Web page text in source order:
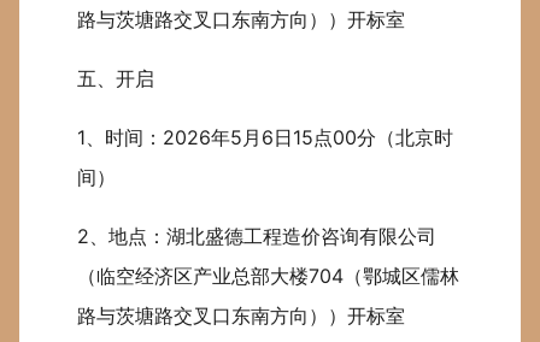
路与茨塘路交叉口东南方向））开标室
五、开启
1、时间：2026年5月6日15点00分（北京时
间）
2、地点：湖北盛德工程造价咨询有限公司
（临空经济区产业总部大楼704（鄂城区儒林
路与茨塘路交叉口东南方向））开标室